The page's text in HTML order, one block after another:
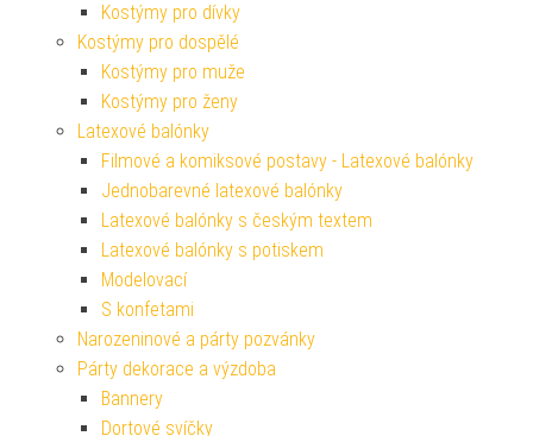
Kostýmy pro dívky
Kostýmy pro dospělé
Kostýmy pro muže
Kostýmy pro ženy
Latexové balónky
Filmové a komiksové postavy - Latexové balónky
Jednobarevné latexové balónky
Latexové balónky s českým textem
Latexové balónky s potiskem
Modelovací
S konfetami
Narozeninové a párty pozvánky
Párty dekorace a výzdoba
Bannery
Dortové svíčky